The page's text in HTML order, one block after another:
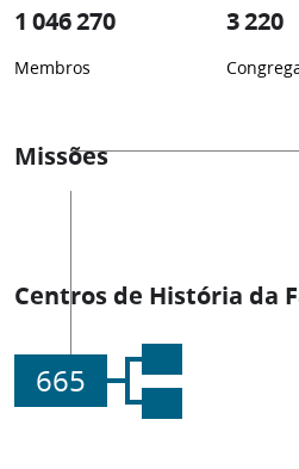
1 046 270
Membros
3 220
Missões
Centros de História da
665